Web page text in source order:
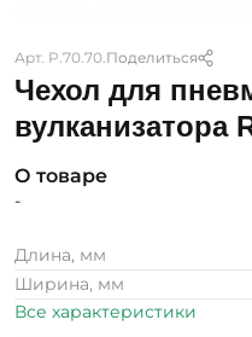
Арт. P.70.70.Поделиться
Чехол для
вулканизатора
О товаре
-
Длина, мм
Ширина, мм
Все характеристики